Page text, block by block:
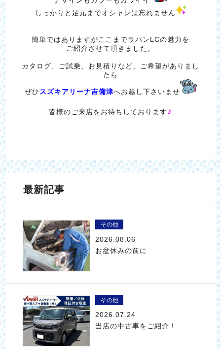
しっかりと足元までオシャレは忘れません
簡単ではありますがここまでラパンLCの魅力を
ご紹介させて頂きました。
カタログ、ご試乗、お見積りなど、ご希望がありまし
たら
ぜひ スズキアリーナ吉備津へお越し下さいませ
皆様のご来店をお待ちしております ♪
最新記事
その他
2026.08.06
お盆休みの前に
その他
2026.07.24
当店の中古車をご紹介！